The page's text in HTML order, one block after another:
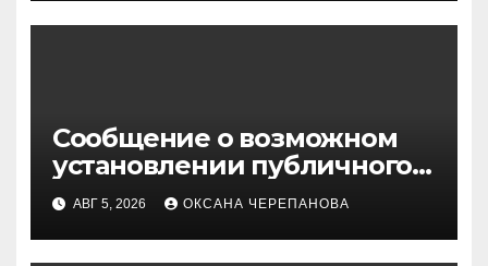
Сообщение о возможном
установлении публичного
сервитута
АВГ 5, 2026 ОКСАНА ЧЕРЕПАНОВА